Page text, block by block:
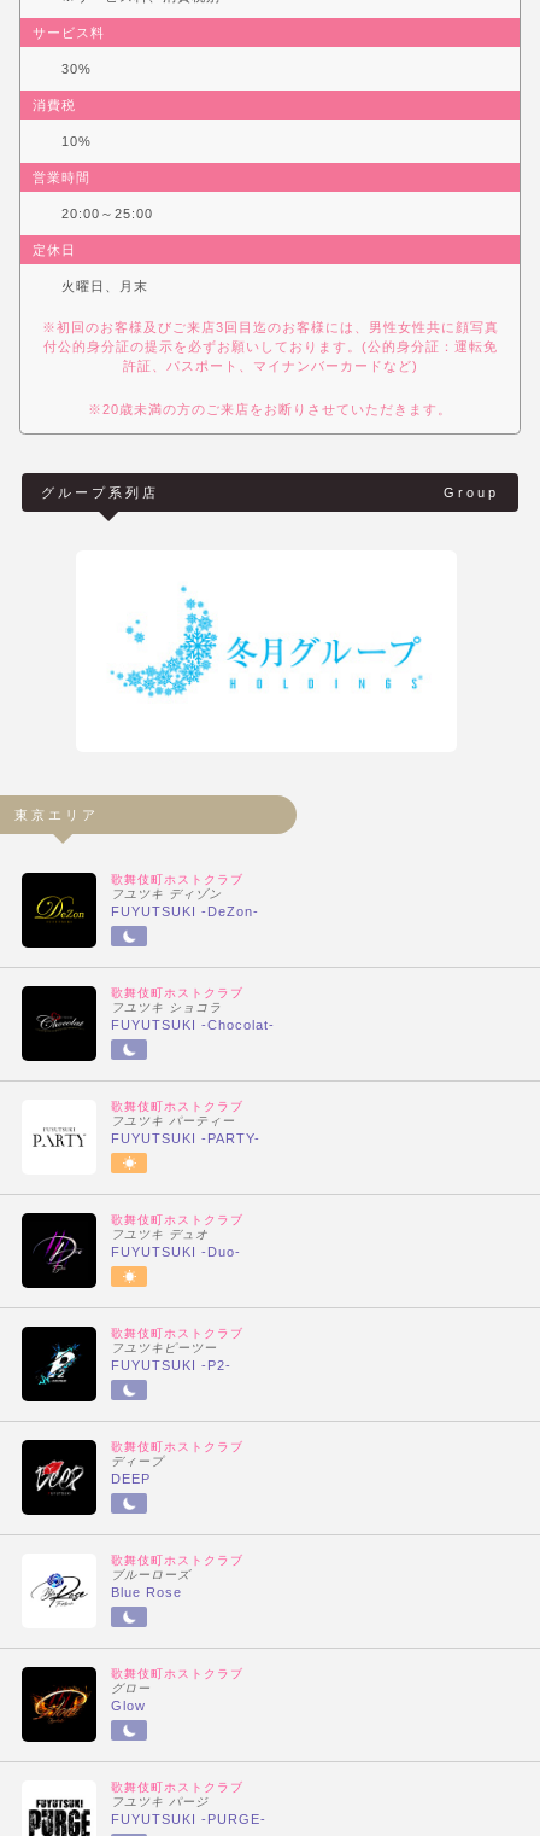
サービス料
30%
消費税
10%
営業時間
20:00～25:00
定休日
火曜日、月末
※初回のお客様及びご来店3回目迄のお客様には、男性女性共に顔写真
付公的身分証の提示を必ずお願いしております。(公的身分証：運転免
許証、パスポート、マイナンバーカードなど)
※20歳未満の方のご来店をお断りさせていただきます。
Group
グループ系列店
東京エリア
歌舞伎町ホストクラブ
フユツキ ディゾン
FUYUTSUKI -DeZon-
歌舞伎町ホストクラブ
フユツキ ショコラ
FUYUTSUKI -Chocolat-
歌舞伎町ホストクラブ
フユツキ パーティー
FUYUTSUKI -PARTY-
歌舞伎町ホストクラブ
フユツキ デュオ
FUYUTSUKI -Duo-
歌舞伎町ホストクラブ
フユツキピーツー
FUYUTSUKI -P2-
歌舞伎町ホストクラブ
ディープ
DEEP
歌舞伎町ホストクラブ
ブルーローズ
Blue Rose
歌舞伎町ホストクラブ
グロー
Glow
歌舞伎町ホストクラブ
フユツキ パージ
FUYUTSUKI -PURGE-